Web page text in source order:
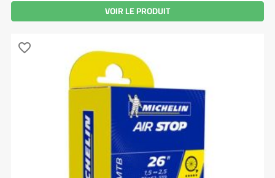
VOIR LE PRODUIT
favorite_border